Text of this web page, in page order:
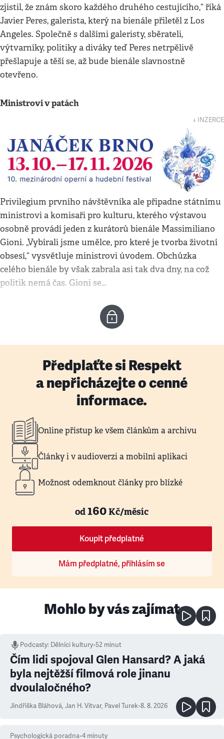
zjistil, že znám skoro každého druhého cestujícího,“ říká
Javier Peres, galerista, který na bienále přiletěl z Los
Angeles. Společně s dalšími galeristy, sběrateli,
výtvarníky, politiky a diváky teď Peres netrpělivě
přešlapuje a těší se, až bude bienále slavnostně
otevřeno.
Ministrovi v patách
↓ INZERCE
Privilegium prvního návštěvníka ale připadne státnímu
ministrovi a komisaři pro kulturu, kterého výstavou
osobně provádí jeden z kurátorů bienále Massimiliano
Gioni. „Vybírali jsme umělce, pro které je tvorba životní
obsesí,“ vysvětluje ministrovi úvodem. Obchůzka
celého bienále by však zabrala asi tak dva dny, na což
politik nemá čas. Gioni se…
Předplaťte si Respekt
a nepřicházejte o cenné
informace.
Online přístup ke všem článkům a archivu
Články i v audioverzi a mobilní aplikaci
Možnost odemknout články pro blízké
od160Kč/měsíc
Koupit předplatné
Mám předplatné, přihlásím se
Mohlo by vás zajímat
Podcasty: Dělníci kultury•52 minut
Čím lidi spojoval Glen Hansard? A jaká
byla nejtěžší filmová role jinanu
dvoulaločného?
Jindřiška Bláhová, Jan H. Vitvar, Pavel Turek•8. 8. 2026
Psychologická poradna•4 minuty